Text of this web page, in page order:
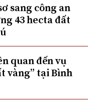
sang công an
43 hecta đất
quan đến vụ
vàng” tại Bình